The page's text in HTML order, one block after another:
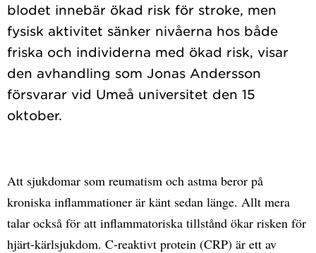
blodet innebär ökad risk för stroke, men
fysisk aktivitet sänker nivåerna hos både
friska och individerna med ökad risk, visar
den avhandling som Jonas Andersson
försvarar vid Umeå universitet den 15
Att sjukdomar som reumatism och astma beror på
kroniska inflammationer är känt sedan länge. Allt mera
talar också för att inflammatoriska tillstånd ökar risken för
hjärt-kärlsjukdom. C-reaktivt protein (CRP) är ett av